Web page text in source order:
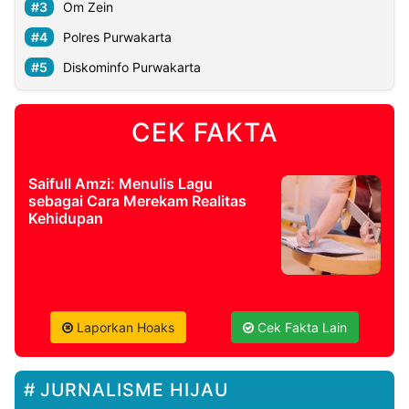
Om Zein
Polres Purwakarta
Diskominfo Purwakarta
CEK FAKTA
Saifull Amzi: Menulis Lagu
sebagai Cara Merekam Realitas
Kehidupan
Laporkan Hoaks Cek Fakta Lain
JURNALISME HIJAU